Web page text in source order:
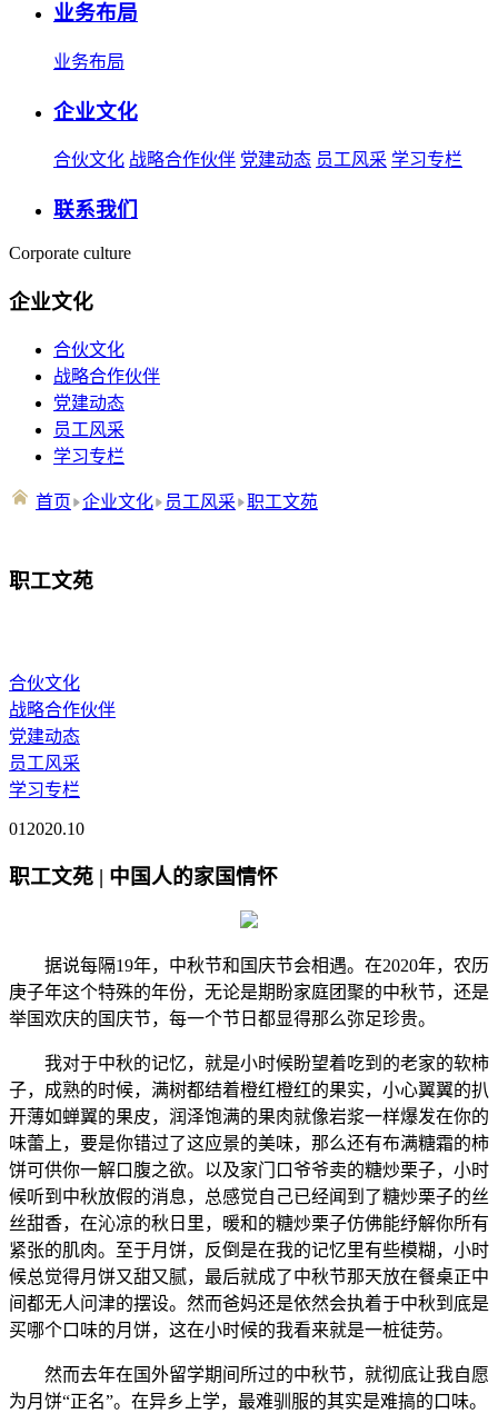
业务布局
业务布局
企业文化
合伙文化 战略合作伙伴 党建动态 员工风采 学习专栏
联系我们
Corporate culture
企业文化
合伙文化
战略合作伙伴
党建动态
员工风采
学习专栏
首页 企业文化 员工风采 职工文苑
职工文苑
合伙文化
战略合作伙伴
党建动态
员工风采
学习专栏
01 2020.10
职工文苑 | 中国人的家国情怀
据说每隔19年，中秋节和国庆节会相遇。在2020年，农历
庚子年这个特殊的年份，无论是期盼家庭团聚的中秋节，还是
举国欢庆的国庆节，每一个节日都显得那么弥足珍贵。
我对于中秋的记忆，就是小时候盼望着吃到的老家的软柿
子，成熟的时候，满树都结着橙红橙红的果实，小心翼翼的扒
开薄如蝉翼的果皮，润泽饱满的果肉就像岩浆一样爆发在你的
味蕾上，要是你错过了这应景的美味，那么还有布满糖霜的柿
饼可供你一解口腹之欲。以及家门口爷爷卖的糖炒栗子，小时
候听到中秋放假的消息，总感觉自己已经闻到了糖炒栗子的丝
丝甜香，在沁凉的秋日里，暖和的糖炒栗子仿佛能纾解你所有
紧张的肌肉。至于月饼，反倒是在我的记忆里有些模糊，小时
候总觉得月饼又甜又腻，最后就成了中秋节那天放在餐桌正中
间都无人问津的摆设。然而爸妈还是依然会执着于中秋到底是
买哪个口味的月饼，这在小时候的我看来就是一桩徒劳。
然而去年在国外留学期间所过的中秋节，就彻底让我自愿
为月饼“正名”。在异乡上学，最难驯服的其实是难搞的口味。